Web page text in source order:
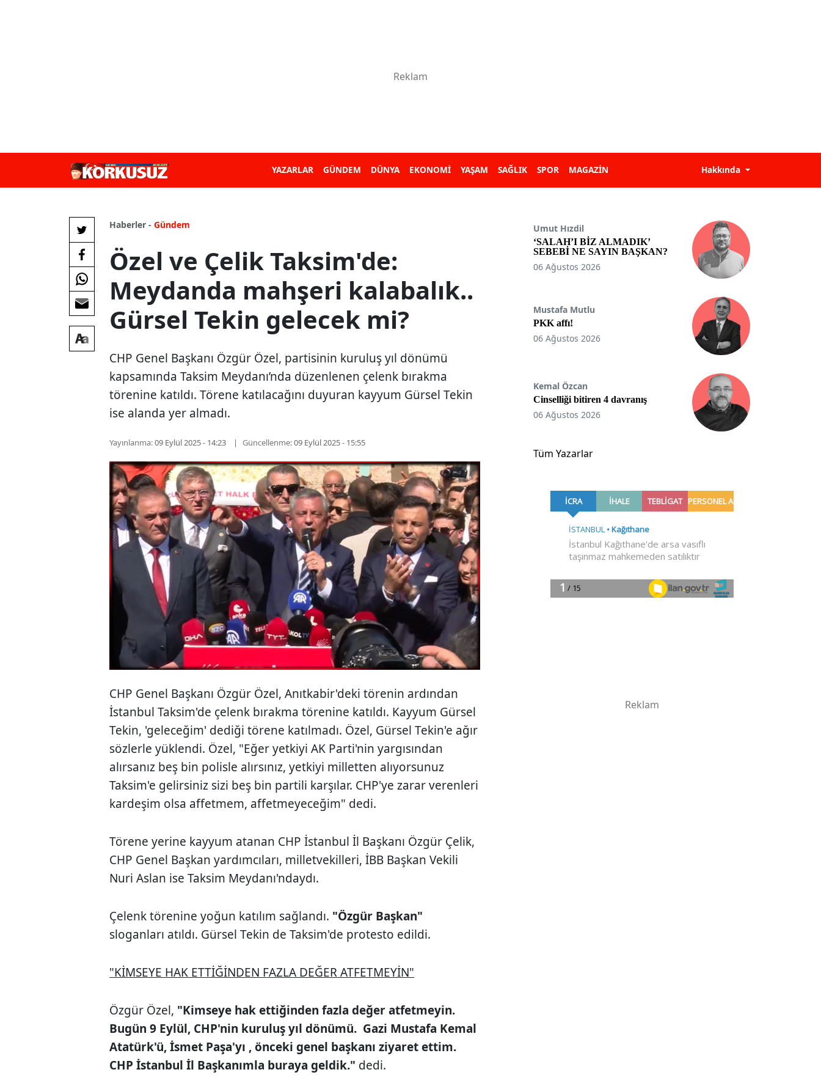
YAZARLAR GÜNDEM DÜNYA EKONOMİ YAŞAM SAĞLIK SPOR MAGAZİN Hakkında
Haberler - Gündem
Özel ve Çelik Taksim'de:
Meydanda mahşeri kalabalık..
Gürsel Tekin gelecek mi?
CHP Genel Başkanı Özgür Özel, partisinin kuruluş yıl dönümü
kapsamında Taksim Meydanı’nda düzenlenen çelenk bırakma
törenine katıldı. Törene katılacağını duyuran kayyum Gürsel Tekin
ise alanda yer almadı.
Yayınlanma:09 Eylül 2025 - 14:23 Güncellenme:09 Eylül 2025 - 15:55
CHP Genel Başkanı Özgür Özel, Anıtkabir'deki törenin ardından
İstanbul Taksim'de çelenk bırakma törenine katıldı. Kayyum Gürsel
Tekin, 'geleceğim' dediği törene katılmadı. Özel, Gürsel Tekin'e ağır
sözlerle yüklendi. Özel, "Eğer yetkiyi AK Parti'nin yargısından
alırsanız beş bin polisle alırsınız, yetkiyi milletten alıyorsunuz
Taksim'e gelirsiniz sizi beş bin partili karşılar. CHP'ye zarar verenleri
kardeşim olsa affetmem, affetmeyeceğim" dedi.
Törene yerine kayyum atanan CHP İstanbul İl Başkanı Özgür Çelik,
CHP Genel Başkan yardımcıları, milletvekilleri, İBB Başkan Vekili
Nuri Aslan ise Taksim Meydanı'ndaydı.
Çelenk törenine yoğun katılım sağlandı. "Özgür Başkan"
sloganları atıldı. Gürsel Tekin de Taksim'de protesto edildi.
"KİMSEYE HAK ETTİĞİNDEN FAZLA DEĞER ATFETMEYİN"
Özgür Özel, "Kimseye hak ettiğinden fazla değer atfetmeyin.
Bugün 9 Eylül, CHP'nin kuruluş yıl dönümü. Gazi Mustafa Kemal
Atatürk'ü, İsmet Paşa'yı , önceki genel başkanı ziyaret ettim.
CHP İstanbul İl Başkanımla buraya geldik." dedi.
Umut Hızdil
‘SALAH’I BİZ ALMADIK’
SEBEBİ NE SAYIN BAŞKAN?
06 Ağustos 2026
Mustafa Mutlu
PKK affı!
06 Ağustos 2026
Kemal Özcan
Cinselliği bitiren 4 davranış
06 Ağustos 2026
Tüm Yazarlar